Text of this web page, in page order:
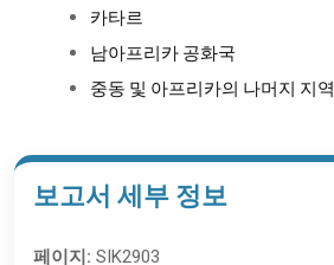
카타르
남아프리카 공화국
중동 및 아프리카의 나머지 지역
보고서 세부 정보
페이지: SIK2903